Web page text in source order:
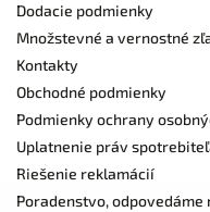
Dodacie podmienky
Množstevné a vernostné
Kontakty
Obchodné podmienky
Podmienky ochrany
Uplatnenie práv
Riešenie reklamácií
Poradenstvo, odpovedáme